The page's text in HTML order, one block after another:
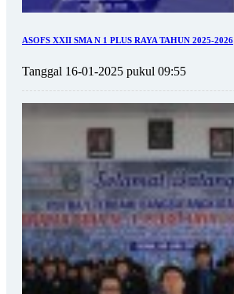
ASOFS XXII SMA N 1 PLUS RAYA TAHUN 2025-2026
Tanggal 16-01-2025 pukul 09:55